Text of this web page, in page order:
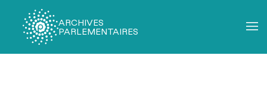
ARCHIVES
PARLEMENTAIRES